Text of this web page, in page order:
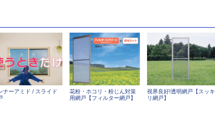
ナーアミド / スライド
花粉・ホコリ・粉じん対策
用網戸【フィルター網戸】
視界良好!透明網戸【スッキ
リ網戸】